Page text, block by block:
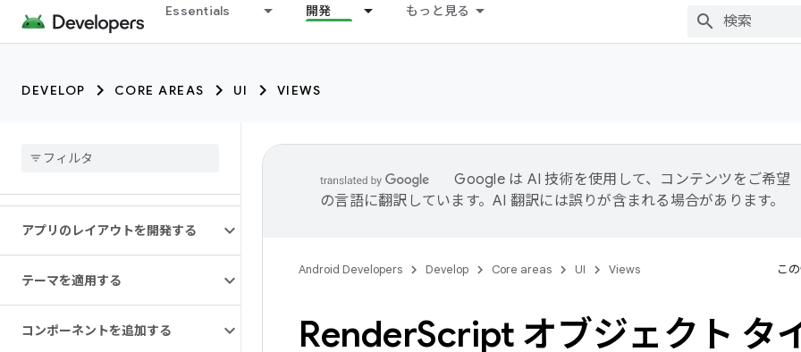
Essentials 開発 もっと見る
DEVELOP CORE AREAS UI VIEWS
アプリのレイアウトを開発する
テーマを適用する
コンポーネントを追加する
Google は AI 技術を使用して、コンテンツをご希望
の言語に翻訳しています。AI 翻訳には誤りが含まれる場合があります。
Android Developers Develop Core areas UI Views こ
RenderScript オブジェクト タ